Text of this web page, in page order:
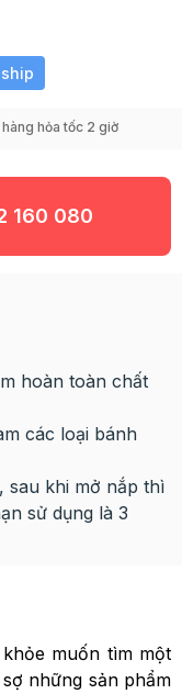
hỏa tốc 2 giờ
160 080
hoàn toàn chất
các loại bánh
sau khi mở nắp thì
sử dụng là 3
muốn tìm một
những sản phẩm